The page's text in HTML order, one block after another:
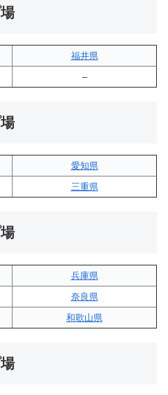
福井県
–
愛知県
三重県
兵庫県
奈良県
和歌山県